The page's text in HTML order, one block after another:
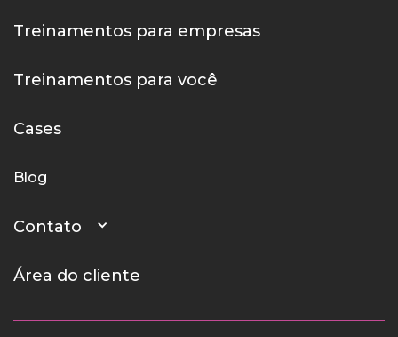
Treinamentos para empresas
Treinamentos para você
Cases
Blog
Contato
Área do cliente